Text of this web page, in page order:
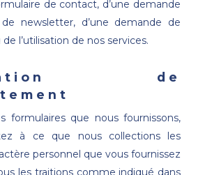
de contact, d’une demande
newsletter, d’une demande de
l’utilisation de nos services.
de
formulaires que nous fournissons,
à ce que nous collections les
personnel que vous fournissez
les traitions comme indiqué dans